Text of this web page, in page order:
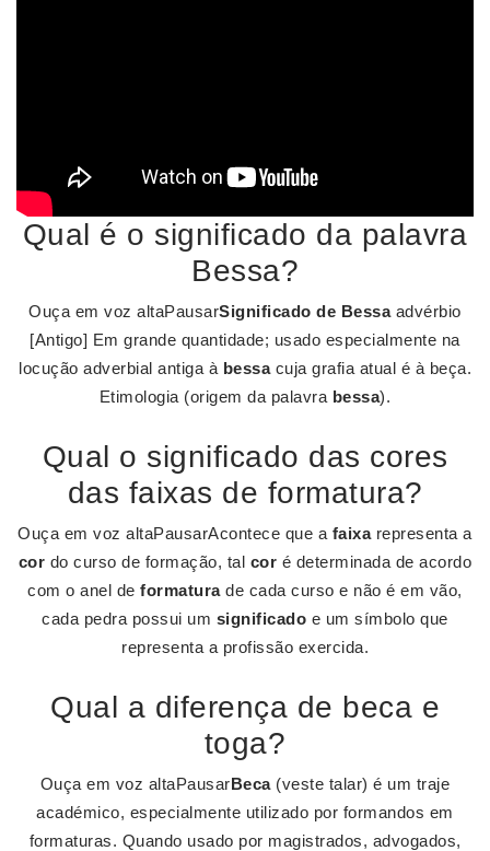
Qual é o significado da palavra
Bessa?
Ouça em voz altaPausarSignificado de Bessaadvérbio
[Antigo] Em grande quantidade; usado especialmente na
locução adverbial antiga à bessacuja grafia atual é à beça.
Etimologia (origem da palavra bessa).
Qual o significado das cores
das faixas de formatura?
Ouça em voz altaPausarAcontece que a faixarepresenta a
cor do curso de formação, tal cor é determinada de acordo
com o anel deformaturade cada curso e não é em vão,
cada pedra possui um significado e um símbolo que
representa a profissão exercida.
Qual a diferença de beca e
toga?
Ouça em voz altaPausarBeca(veste talar) é um traje
académico, especialmente utilizado por formandos em
formaturas. Quando usado por magistrados, advogados,